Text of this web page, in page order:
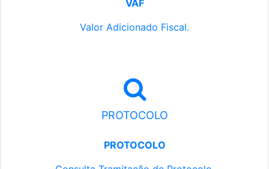
VAF
Valor Adicionado Fiscal.
PROTOCOLO
PROTOCOLO